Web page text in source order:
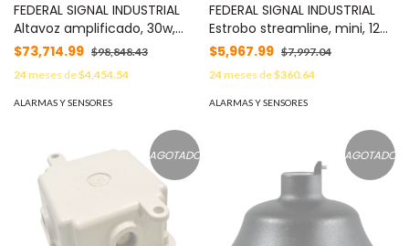
FEDERAL SIGNAL INDUSTRIAL
Altavoz amplificado, 30w,
supervisado, UL para Fuego,
24Vcc, rojo MOD: ASUP024
$73,714.99 $98,848.43
24meses de$4,454.54
ALARMAS Y SENSORES
FEDERAL SIGNAL INDUSTRIAL
Estrobo streamline, mini, 120-
240 Vca, ambar MOD:
$5,967.99 $7,997.04
24meses de$360.64
ALARMAS Y SENSORES
AGOTADO AGOTADO